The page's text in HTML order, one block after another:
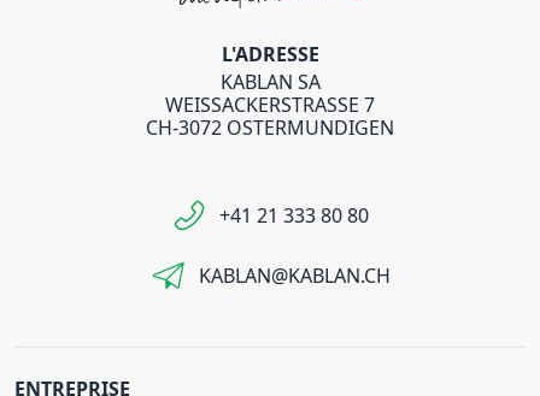
L'ADRESSE
KABLAN SA
WEISSACKERSTRASSE 7
CH-3072 OSTERMUNDIGEN
+41 21 333 80 80
KABLAN@KABLAN.CH
ENTREPRISE